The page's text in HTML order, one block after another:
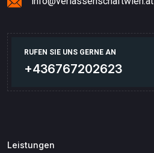
RUFEN SIE UNS GERNE AN
+436767202623
Leistungen